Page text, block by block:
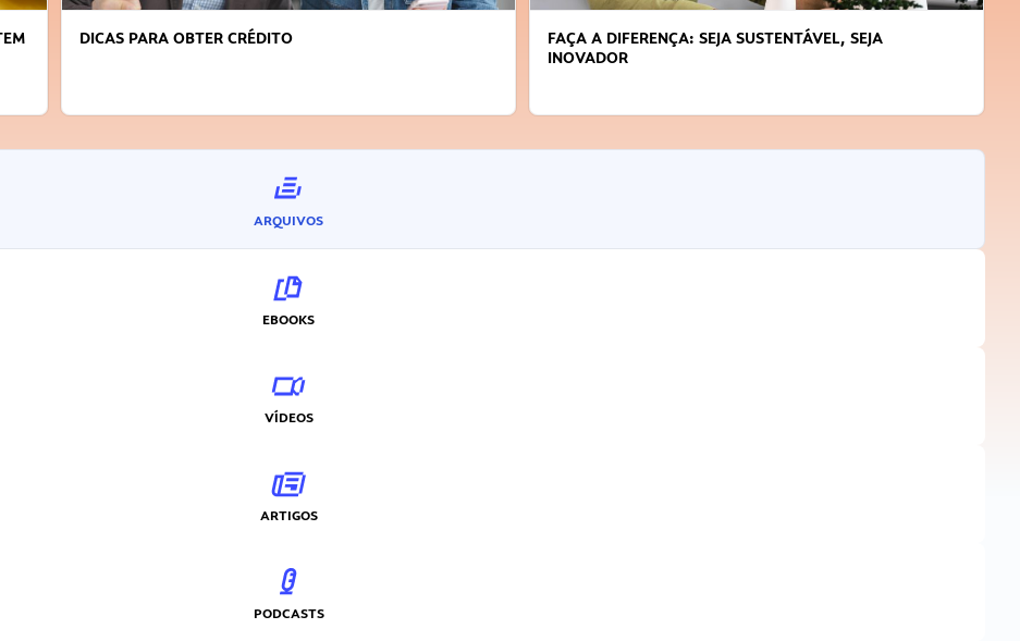
DICAS PARA OBTER CRÉDITO
FAÇA A DIFERENÇA: SEJA SUSTENTÁVEL, SEJA
INOVADOR
ARQUIVOS
EBOOKS
VÍDEOS
ARTIGOS
PODCASTS